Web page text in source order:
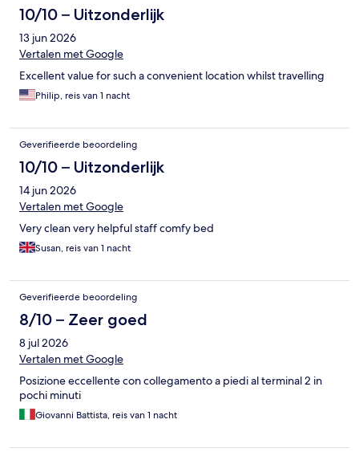
10/10 – Uitzonderlijk
13 jun 2026
Vertalen met Google
Excellent value for such a convenient location whilst travelling
Philip, reis van 1 nacht
Geverifieerde beoordeling
10/10 – Uitzonderlijk
14 jun 2026
Vertalen met Google
Very clean very helpful staff comfy bed
Susan, reis van 1 nacht
Geverifieerde beoordeling
8/10 – Zeer goed
8 jul 2026
Vertalen met Google
Posizione eccellente con collegamento a piedi al terminal 2 in
pochi minuti
Giovanni Battista, reis van 1 nacht